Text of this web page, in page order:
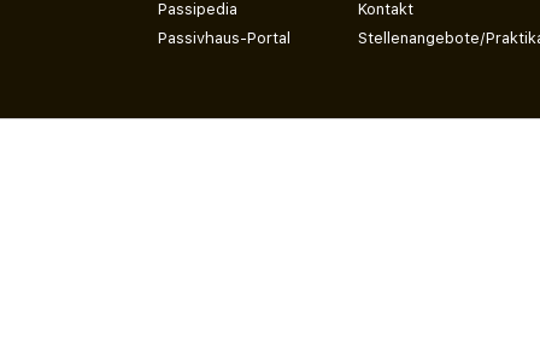
Passipedia
Passivhaus-Portal
Kontakt
Stellenangebote/